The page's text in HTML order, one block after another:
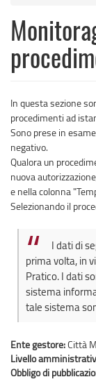
In questa sezione
procedimenti ad
Sono prese in
negativo.
Qualora un
nuova
e nella colonna
Selezionando il
I dati di
prima volta, in
Pratico. I dati
sistema
tale sistema
Ente gestore:Città
Livello
Obbligo di